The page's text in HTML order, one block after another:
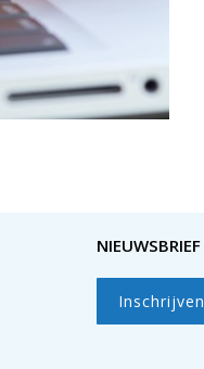
NIEUWSBRIEF
Inschrijven